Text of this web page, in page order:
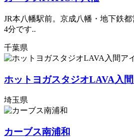
JR本八幡駅前。京成八幡・地下鉄
4分です..
千葉県
ホットヨガスタジオLAVA入
埼玉県
カーブス南浦和